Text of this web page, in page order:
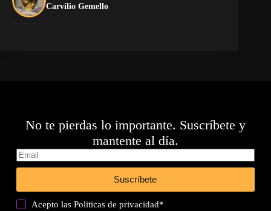
Carvilio Gemello
No te pierdas lo importante. Suscríbete y
mantente al día.
Suscríbete
Acepto lasPoliticas de privacidad*